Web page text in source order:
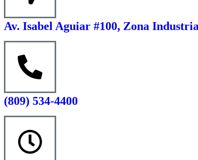
Av. Isabel Aguiar #100, Zona
(809) 534-4400